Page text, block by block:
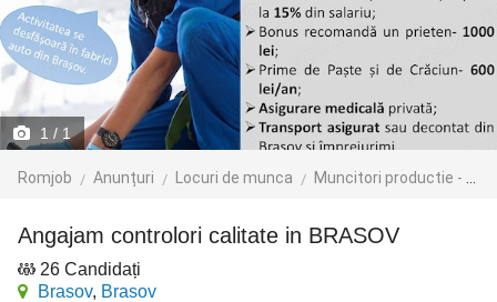
1 / 1
Romjob Anunțuri Locuri de munca Muncitori productie - depozit - logistica
Angajam controlori calitate in BRASOV
26 Candidați
Brasov, Brasov